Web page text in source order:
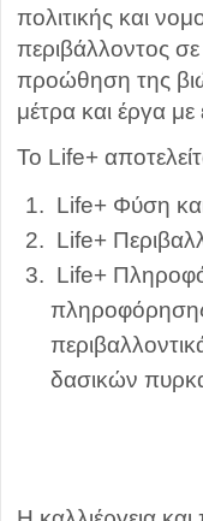
πολιτικής και
περιβάλλοντος
προώθηση της
μέτρα και έργα
Το Life+
Life+ Φύση
Life+
Life+
δασικών